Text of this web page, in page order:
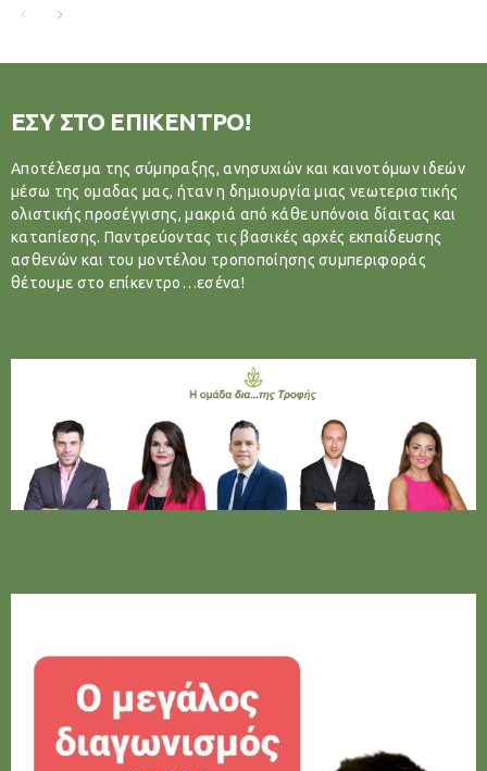
ΕΣΥ ΣΤΟ ΕΠΙΚΕΝΤΡΟ!
Αποτέλεσμα της σύμπραξης, ανησυχιών και καινοτόμων ιδεών
μέσω της ομαδας μας, ήταν η δημιουργία μιας νεωτεριστικής
ολιστικής προσέγγισης, μακριά από κάθε υπόνοια δίαιτας και
καταπίεσης. Παντρεύοντας τις βασικές αρχές εκπαίδευσης
ασθενών και του μοντέλου τροποποίησης συμπεριφοράς
θέτουμε στο επίκεντρο…εσένα!